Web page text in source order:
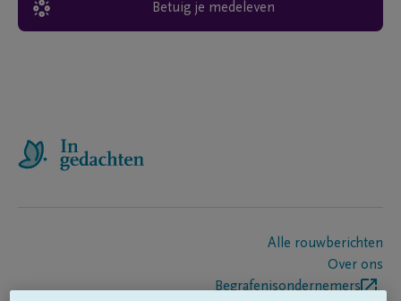
Betuig je medeleven
Alle rouwberichten
Over ons
Begrafenisondernemers